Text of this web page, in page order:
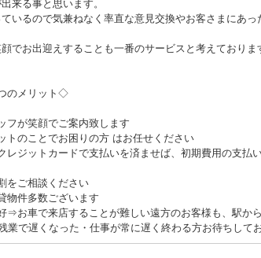
来る事と思います。
いるので気兼ねなく率直な意見交換やお客さまにあっ
でお出迎えすることも一番のサービスと考えており
のメリット◇
フが笑顔でご案内致します
のことでお困りの方 はお任せください
ジットカードで支払いを済ませば、初期費用の支払
をご相談ください
物件多数ございます
⇒お車で来店することが難しい遠方のお客様も、駅か
で遅くなった・仕事が常に遅く終わる方お待ちしてお